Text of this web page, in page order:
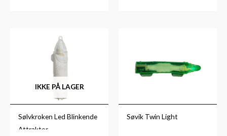
IKKE PÅ LAGER
Sølvkroken Led Blinkende
Attraktor
kr69
til
kr99
Søvik Twin Light